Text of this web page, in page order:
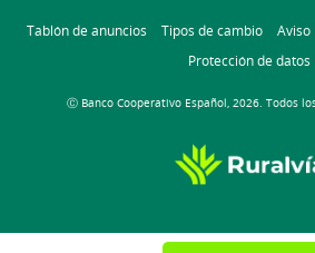
Tablón de anuncios Tipos de cambio Aviso
Protección de datos
Ⓒ Banco Cooperativo Español, 2026. Todos